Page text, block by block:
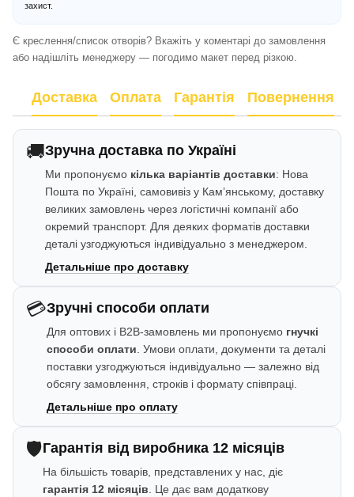
захист.
Є креслення/список отворів? Вкажіть у коментарі до замовлення
або надішліть менеджеру — погодимо макет перед різкою.
Доставка Оплата Гарантія Повернення
🚚Зручна доставка по Україні
Ми пропонуємо кілька варіантів доставки: Нова
Пошта по Україні, самовивіз у Кам’янському, доставку
великих замовлень через логістичні компанії або
окремий транспорт. Для деяких форматів доставки
деталі узгоджуються індивідуально з менеджером.
Детальніше про доставку
💳Зручні способи оплати
Для оптових і B2B-замовлень ми пропонуємо гнучкі
способи оплати. Умови оплати, документи та деталі
поставки узгоджуються індивідуально — залежно від
обсягу замовлення, строків і формату співпраці.
Детальніше про оплату
🛡️Гарантія від виробника 12 місяців
На більшість товарів, представлених у нас, діє
гарантія 12 місяців. Це дає вам додаткову